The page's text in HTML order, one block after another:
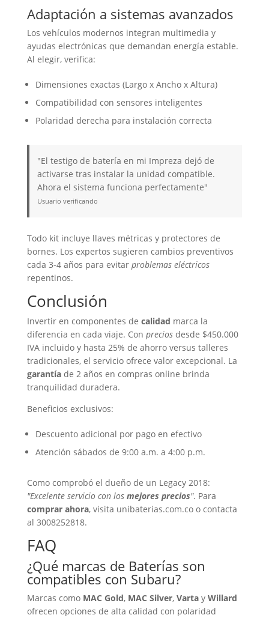
Adaptación a sistemas avanzados
Los vehículos modernos integran multimedia y
ayudas electrónicas que demandan energía estable.
Al elegir, verifica:
Dimensiones exactas (Largo x Ancho x Altura)
Compatibilidad con sensores inteligentes
Polaridad derecha para instalación correcta
"El testigo de batería en mi Impreza dejó de
activarse tras instalar la unidad compatible.
Ahora el sistema funciona perfectamente"
Usuario verificando
Todo kit incluye llaves métricas y protectores de
bornes. Los expertos sugieren cambios preventivos
cada 3-4 años para evitar problemas eléctricos
repentinos.
Conclusión
Invertir en componentes de calidad marca la
diferencia en cada viaje. Con preciosdesde $450.000
IVA incluido y hasta 25% de ahorro versus talleres
tradicionales, el servicio ofrece valor excepcional. La
garantíade 2 años en compras online brinda
tranquilidad duradera.
Beneficios exclusivos:
Descuento adicional por pago en efectivo
Atención sábados de 9:00 a.m. a 4:00 p.m.
Como comprobó el dueño de un Legacy 2018:
"Excelente servicio con los mejores precios". Para
comprar ahora, visita unibaterias.com.co o contacta
al 3008252818.
FAQ
¿Qué marcas de Baterías son
compatibles con Subaru?
Marcas como MAC Gold, MAC Silver, Vartay Willard
ofrecen opciones de alta calidad con polaridad